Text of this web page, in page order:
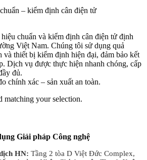
– kiểm định cân điện tử
chuẩn và kiểm định cân điện tử định
Việt Nam. Chúng tôi sử dụng quả
và thiết bị kiểm định hiện đại, đảm bảo kết
Dịch vụ được thực hiện nhanh chóng, cấp
đủ.
chính xác – sản xuất an toàn.
matching your selection.
Giải pháp Công nghệ
HN: Tầng 2 tòa D Việt Đức Complex,